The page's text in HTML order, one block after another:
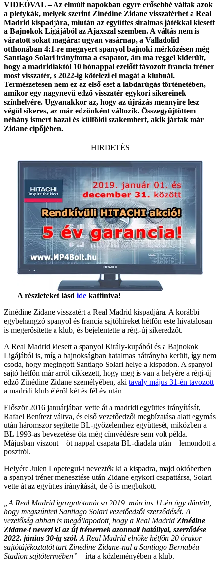
VIDEÓVAL – Az elmúlt napokban egyre erősebbé váltak azok
a pletykák, melyek szerint Zinédine Zidane visszatérhet a Real
Madrid kispadjára, miután az együttes siralmas játékkal kiesett
a Bajnokok Ligájából az Ajaxszal szemben. A váltás nem is
váratott sokat magára: ugyan vasárnap, a Valladolid
otthonában 4:1-re megnyert spanyol bajnoki mérkőzésen még
Santiago Solari irányította a csapatot, ám ma reggel kiderült,
hogy a madridiaktól 10 hónappal ezelőtt távozott francia tréner
most visszatér, s 2022-ig kötelezi el magát a klubnál.
Természetesen nem ez az első eset a labdarúgás történetében,
amikor egy nagynevű edző visszatér egykori sikereinek
színhelyére. Ugyanakkor az, hogy az újrázás mennyire lesz
végül sikeres, az már edzőnként változik. Összegyűjtöttem
néhány ismert hazai és külföldi szakembert, akik jártak már
Zidane cipőjében.
HIRDETÉS
A részleteket lásd ide kattintva!
Zinédine Zidane visszatért a Real Madrid kispadjára. A korábbi
egybehangzó spanyol és francia sajtóhíreket hétfőn este hivatalosan
is megerősítette a klub, és bejelentette a régi-új sikeredzőt.
A Real Madrid kiesett a spanyol Király-kupából és a Bajnokok
Ligájából is, míg a bajnokságban hatalmas hátrányba került, így nem
csoda, hogy megingott Santiago Solari helye a kispadon. A spanyol
sajtó hétfőn már arról cikkezett, hogy meg is van a helyére a régi-új
edző Zinédine Zidane személyében, aki tavaly május 31-én távozott
a madridi klub éléről két és fél év után.
Először 2016 januárjában vette át a madridi együttes irányítását,
Rafael Benítezt váltva, és első vezetőedzői megbízatása alatt egymás
után háromszor segítette BL-győzelemhez együttesét, miközben a
BL 1993-as bevezetése óta még címvédésre sem volt példa.
Májusban viszont – öt nappal csapata BL-diadala után – lemondott a
posztról.
Helyére Julen Lopetegui-t nevezték ki a kispadra, majd októberben
a spanyol tréner menesztése után Zidane egykori csapattársa, Solari
vette át az együttes irányítását, de ő is megbukott.
„A Real Madrid igazgatótanácsa 2019. március 11-én úgy döntött,
hogy megszünteti Santiago Solari vezetőedzői szerződését. A
vezetőség abban is megállapodott, hogy a Real Madrid Zinédine
Zidane-t nevezi ki az új trénernek azonnali hatállyal, szerződése
2022. június 30-ig szól. A Real Madrid elnöke hétfőn 20 órakor
sajtótájékoztatót tart Zinédine Zidane-nal a Santiago Bernabéu
Stadion sajtótermében” – írta a közleményében a klub.